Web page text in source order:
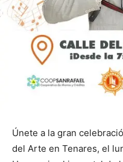
Únete a la gran
del Arte en Tenares, el